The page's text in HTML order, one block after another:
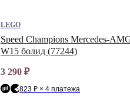
Speed Champions Mercedes-
W15 болид (77244)
LEGO
3 290 ₽
823 ₽ × 4 платежа